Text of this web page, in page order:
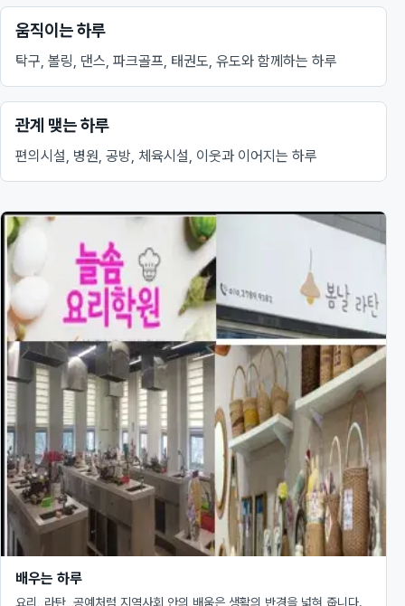
움직이는 하루
탁구, 볼링, 댄스, 파크골프, 태권도, 유도와 함께하는 하루
관계 맺는 하루
편의시설, 병원, 공방, 체육시설, 이웃과 이어지는 하루
배우는 하루
요리, 라탄, 공예처럼 지역사회 안의 배움은 생활의 반경을 넓혀 줍니다.